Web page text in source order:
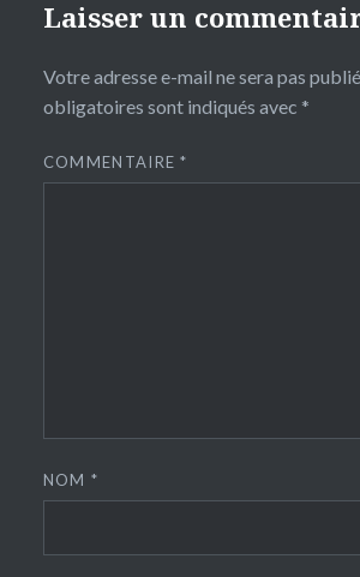
Laisser un
Votre adresse e-mail ne sera pas
obligatoires sont indiqués avec *
COMMENTAIRE*
NOM*